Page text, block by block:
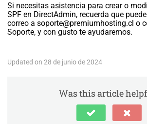
Si necesitas asistencia para crear o
SPF en DirectAdmin, recuerda que
correo a soporte@premiumhosting.cl o
Soporte, y con gusto te ayudaremos.
Updated on 28 de junio de 2024
Was this article